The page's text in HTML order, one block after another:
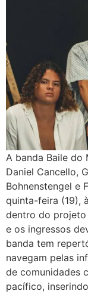
A banda Baile do
Daniel Cancello,
Bohnenstengel e
quinta-feira (19),
dentro do projeto
e os ingressos
banda tem
navegam pelas
de comunidades
pacífico,